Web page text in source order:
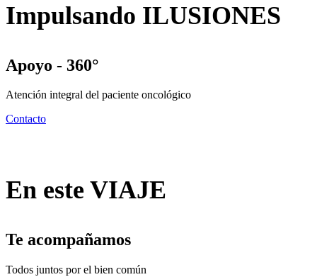
Impulsando ILUSIONES
Apoyo - 360°
Atención integral del paciente oncológico
Contacto
En este VIAJE
Te acompañamos
Todos juntos por el bien común